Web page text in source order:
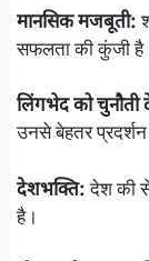
मानसिक मजबूती:
सफलता की कुंजी
लिंगभेद को चुनौती
उनसे बेहतर
देशभक्ति:देश की
है।